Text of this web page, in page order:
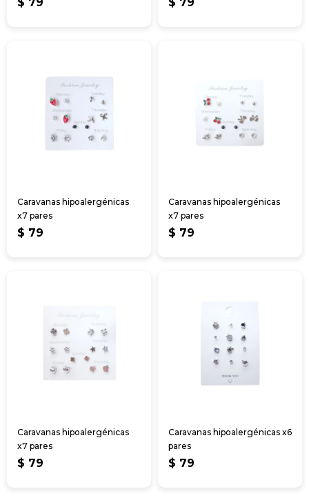
Caravanas hipoalergénicas
x7 pares
$ 79
Caravanas hipoalergénicas
x7 pares
$ 79
Caravanas hipoalergénicas
x7 pares
$ 79
Caravanas hipoalergénicas x6
pares
$ 79